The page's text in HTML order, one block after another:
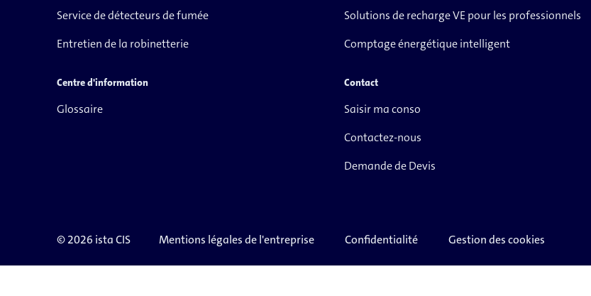
Service de détecteurs de fumée
Entretien de la robinetterie
Solutions de recharge VE pour les professionnels
Comptage énergétique intelligent
Centre d'information
Glossaire
Contact
Saisir ma conso
Contactez-nous
Demande de Devis
© 2026 ista CIS Mentions légales de l'entreprise Confidentialité Gestion des cookies